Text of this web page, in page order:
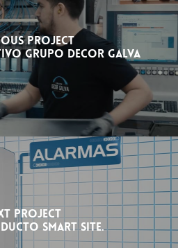
Project
Grupo Decor Galva
Project
Smart Site.